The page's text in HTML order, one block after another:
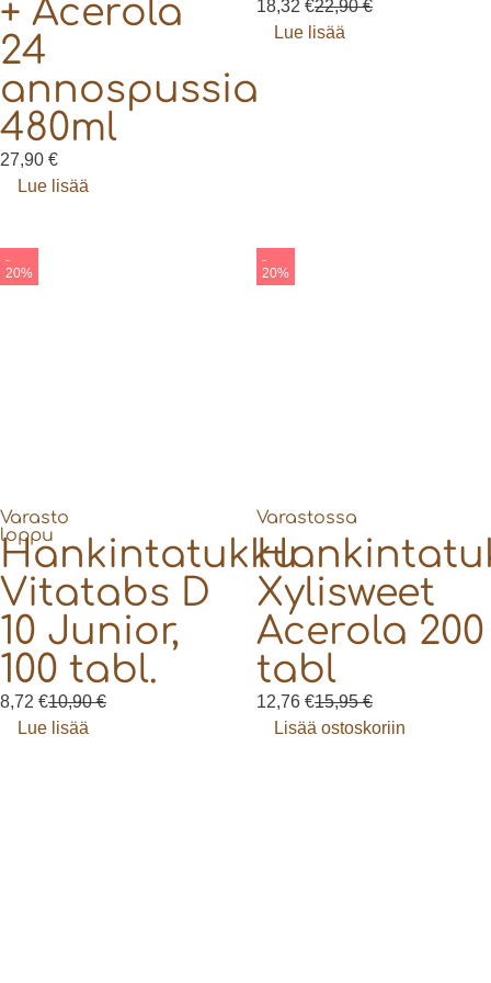
+ Acerola
24
annospussia
480ml
27,90 €
Lue lisää
22,90€
18,32 €
Lue lisää
-
20%
Varasto
loppu
Hankintatukku
Vitatabs D
10 Junior,
100 tabl.
10,90€
8,72 €
Lue lisää
-
20%
Varastossa
Xylisweet
Acerola 200
tabl
15,95€
12,76 €
Lisää ostoskoriin